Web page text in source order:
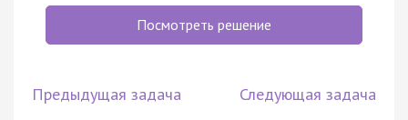
Посмотреть решение
Предыдущая задача Следующая задача